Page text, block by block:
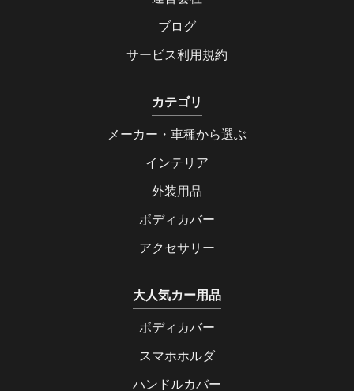
ブログ
サービス利用規約
カテゴリ
メーカー・車種から選ぶ
インテリア
外装用品
ボディカバー
アクセサリー
大人気カー用品
ボディカバー
スマホホルダ
ハンドルカバー